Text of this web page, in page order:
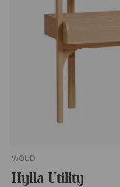
WOUD
Hylla Utility